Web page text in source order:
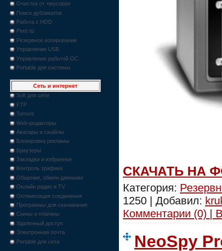
Очистка от «мусора»
Поиск дубликатов
Работа с HDD
Реестр
Резервное копирование
Управление USB
Управление работой ОС
Portable для системы
Сеть и интернет
Soft для сети
FTP
Torrent
Web-редакторы
Аватары и смайлы
Блокировка рекламы
Браузеры
Закладки и избранное
Контроль трафика
Общение, обмен данными
Онлайн радио и TV
Оптимизация соединения
Программы для скачивания
Скины и плагины
Удаленный доступ
Электронная почта
Portable для сети
СКАЧАТЬ НА
Категория:
1250 | Добавил:
Комментарии (0) |
NeoSpy